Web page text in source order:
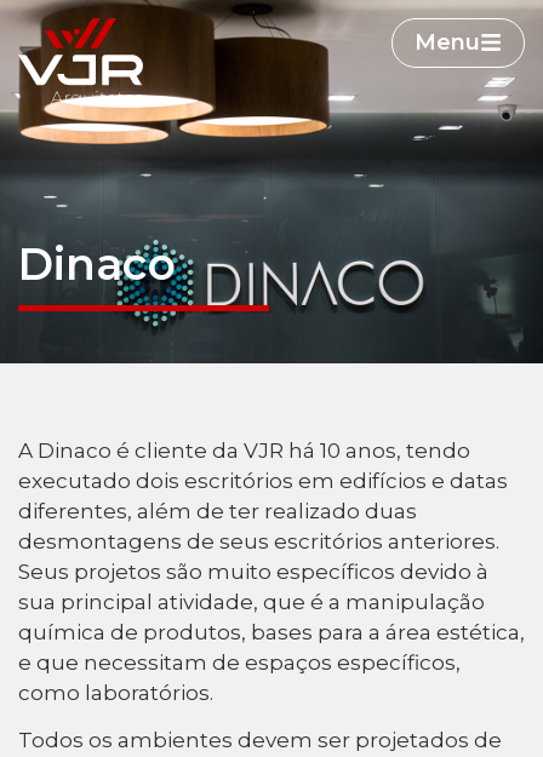
Menu
Dinaco
A Dinaco é cliente da VJR há 10 anos, tendo
executado dois escritórios em edifícios e datas
diferentes, além de ter realizado duas
desmontagens de seus escritórios anteriores.
Seus projetos são muito específicos devido à
sua principal atividade, que é a manipulação
química de produtos, bases para a área estética,
e que necessitam de espaços específicos,
como laboratórios.
Todos os ambientes devem ser projetados de